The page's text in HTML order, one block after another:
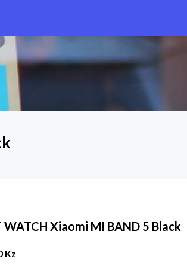
WATCH Xiaomi MI BAND 5 Black
Kz